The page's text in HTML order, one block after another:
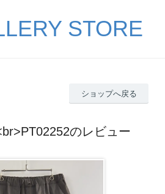
STORE
ショップへ戻る
のレビュー